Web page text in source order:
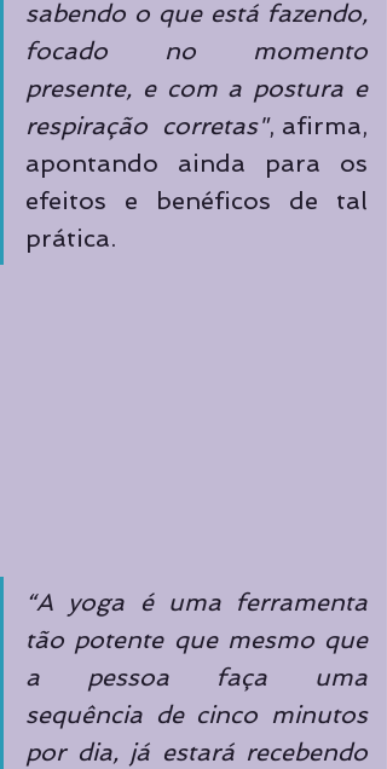
sabendo o que está fazendo,
focado no momento
presente, e com a postura e
respiração  corretas", afirma,
apontando ainda para os
efeitos e benéficos de tal
prática.
“A yoga é uma ferramenta
tão potente que mesmo que
a pessoa faça uma
sequência de cinco minutos
por dia, já estará recebendo